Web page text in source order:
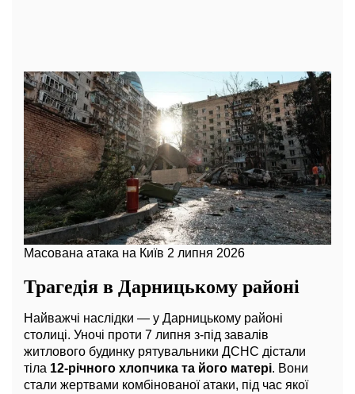
Масована атака на Київ 2 липня 2026
Трагедія в Дарницькому районі
Найважчі наслідки — у Дарницькому районі
столиці. Уночі проти 7 липня з-під завалів
житлового будинку рятувальники ДСНС дістали
тіла 12-річного хлопчика та його матері. Вони
стали жертвами комбінованої атаки, під час якої